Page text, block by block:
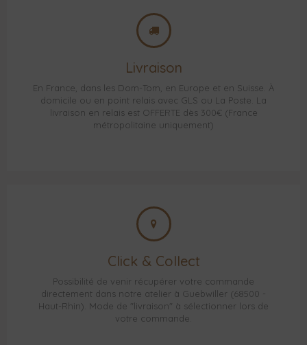
Livraison
En France, dans les Dom-Tom, en Europe et en Suisse. À
domicile ou en point relais avec GLS ou La Poste. La
livraison en relais est OFFERTE dès 300€ (France
métropolitaine uniquement)
Click & Collect
Possibilité de venir récupérer votre commande
directement dans notre atelier à Guebwiller (68500 -
Haut-Rhin). Mode de "livraison" à sélectionner lors de
votre commande.